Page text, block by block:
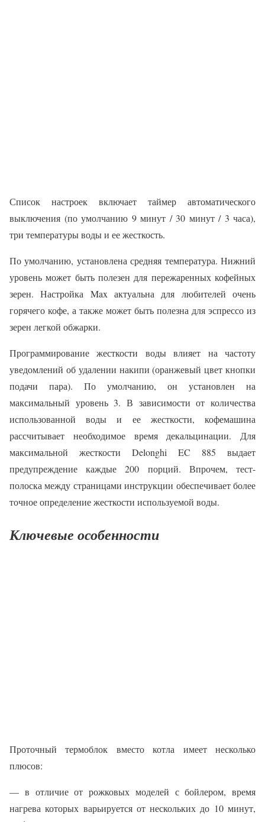
Список настроек включает таймер автоматического
выключения (по умолчанию 9 минут / 30 минут / 3 часа),
три температуры воды и ее жесткость.
По умолчанию, установлена средняя температура. Нижний
уровень может быть полезен для пережаренных кофейных
зерен. Настройка Max актуальна для любителей очень
горячего кофе, а также может быть полезна для эспрессо из
зерен легкой обжарки.
Программирование жесткости воды влияет на частоту
уведомлений об удалении накипи (оранжевый цвет кнопки
подачи пара). По умолчанию, он установлен на
максимальный уровень 3. В зависимости от количества
использованной воды и ее жесткости, кофемашина
рассчитывает необходимое время декальцинации. Для
максимальной жесткости Delonghi EC 885 выдает
предупреждение каждые 200 порций. Впрочем, тест-
полоска между страницами инструкции обеспечивает более
точное определение жесткости используемой воды.
Ключевые особенности
Проточный термоблок вместо котла имеет несколько
плюсов:
— в отличие от рожковых моделей с бойлером, время
нагрева которых варьируется от нескольких до 10 минут,